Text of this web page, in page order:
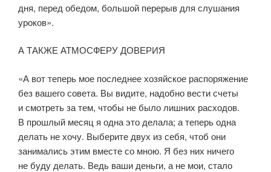
дня, перед обедом, большой перерыв для слушания
уроков».
А ТАКЖЕ АТМОСФЕРУ ДОВЕРИЯ
«А вот теперь мое последнее хозяйское распоряжение
без вашего совета. Вы видите, надобно вести счеты
и смотреть за тем, чтобы не было лишних расходов.
В прошлый месяц я одна это делала; а теперь одна
делать не хочу. Выберите двух из себя, чтоб они
занимались этим вместе со мною. Я без них ничего
не буду делать. Ведь ваши деньги, а не мои, стало